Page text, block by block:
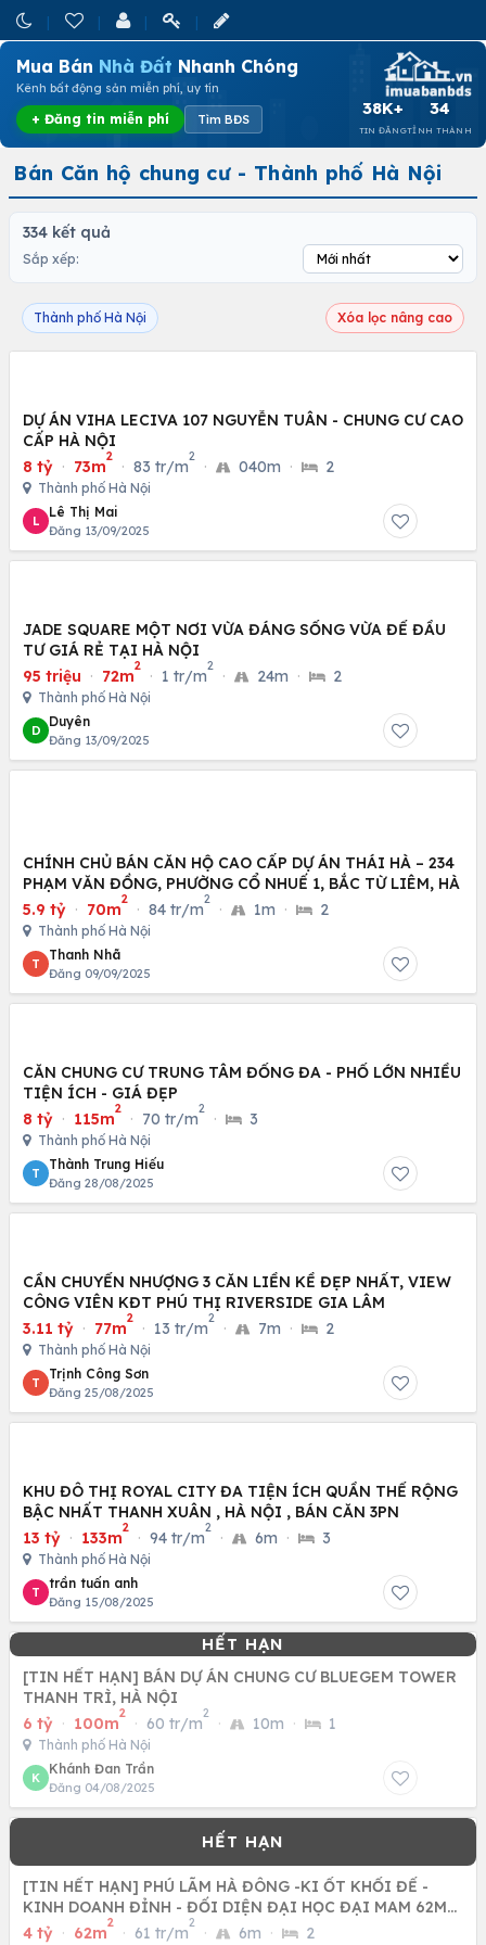
Mua Bán Nhà Đất Nhanh Chóng
Kênh bất động sản miễn phí, uy tín
+ Đăng tin miễn phí Tìm BĐS
38K+
TIN ĐĂNG
34
TỈNH THÀNH
Bán Căn hộ chung cư - Thành phố Hà Nội
334 kết quả
Sắp xếp:
Thành phố Hà Nội Xóa lọc nâng cao
DỰ ÁN VIHA LECIVA 107 NGUYỄN TUÂN - CHUNG CƯ CAO
CẤP HÀ NỘI
8 tỷ · 73m
2
· 83 tr/m
2
· 040m · 2
Thành phố Hà Nội
L
Lê Thị Mai
Đăng 13/09/2025
JADE SQUARE MỘT NƠI VỪA ĐÁNG SỐNG VỪA ĐỂ ĐẦU
TƯ GIÁ RẺ TẠI HÀ NỘI
95 triệu · 72m
2
· 1 tr/m
2
· 24m · 2
Thành phố Hà Nội
D
Duyên
Đăng 13/09/2025
CHÍNH CHỦ BÁN CĂN HỘ CAO CẤP DỰ ÁN THÁI HÀ – 234
PHẠM VĂN ĐỒNG, PHƯỜNG CỔ NHUẾ 1, BẮC TỪ LIÊM, HÀ
5.9 tỷ · 70m
2
· 84 tr/m
2
· 1m · 2
Thành phố Hà Nội
T
Thanh Nhã
Đăng 09/09/2025
CĂN CHUNG CƯ TRUNG TÂM ĐỐNG ĐA - PHỐ LỚN NHIỀU
TIỆN ÍCH - GIÁ ĐẸP
8 tỷ · 115m
2
· 70 tr/m
2
· 3
Thành phố Hà Nội
T
Thành Trung Hiếu
Đăng 28/08/2025
CẦN CHUYỂN NHƯỢNG 3 CĂN LIỀN KỀ ĐẸP NHẤT, VIEW
CÔNG VIÊN KĐT PHÚ THỊ RIVERSIDE GIA LÂM
3.11 tỷ · 77m
2
· 13 tr/m
2
· 7m · 2
Thành phố Hà Nội
T
Trịnh Công Sơn
Đăng 25/08/2025
KHU ĐÔ THỊ ROYAL CITY ĐA TIỆN ÍCH QUẦN THỂ RỘNG
BẬC NHẤT THANH XUÂN , HÀ NỘI , BÁN CĂN 3PN
13 tỷ · 133m
2
· 94 tr/m
2
· 6m · 3
Thành phố Hà Nội
T
trần tuấn anh
Đăng 15/08/2025
[TIN HẾT HẠN] BÁN DỰ ÁN CHUNG CƯ BLUEGEM TOWER
THANH TRÌ, HÀ NỘI
6 tỷ · 100m
2
· 60 tr/m
2
· 10m · 1
Thành phố Hà Nội
K
Khánh Đan Trần
Đăng 04/08/2025
[TIN HẾT HẠN] PHÚ LÃM HÀ ĐÔNG -KI ỐT KHỐI ĐẾ -
KINH DOANH ĐỈNH - ĐỐI DIỆN ĐẠI HỌC ĐẠI MAM 62M
CHỈ NHỈNH 4 TỶ
4 tỷ · 62m
2
· 61 tr/m
2
· 6m · 2